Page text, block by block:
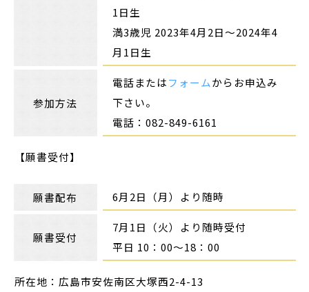
1日生
満3歳児 2023年4月2日～2024年4
月1日生
参加方法
電話またはフォームからお申込み
下さい。
電話：082-849-6161
【願書受付】
願書配布 6月2日（月）より随時
願書受付
7月1日（火）より随時受付
平日 10：00～18：00
所在地：広島市安佐南区大塚西2-4-13